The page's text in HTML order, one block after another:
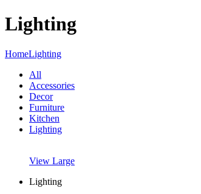
Lighting
HomeLighting
All
Accessories
Decor
Furniture
Kitchen
Lighting
View Large
Lighting